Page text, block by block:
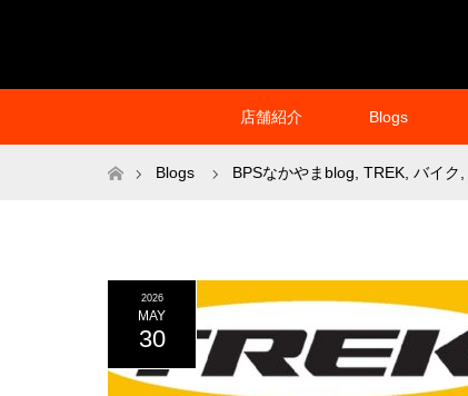
店舗紹介 Blogs
ホームBlogs BPSなかやまblog TREK バイク
2026
MAY
30